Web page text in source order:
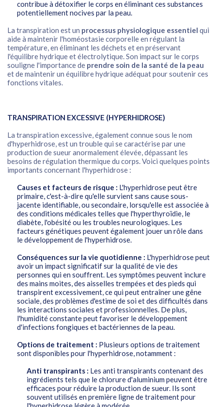
contribue à détoxifier le corps en éliminant ces substances
potentiellement nocives par la peau.
La transpiration est un processus physiologique essentiel qui
aide à maintenir l'homéostasie corporelle en régulant la
température, en éliminant les déchets et en préservant
l'équilibre hydrique et électrolytique. Son impact sur le corps
souligne l'importance de prendre soin de la santé de la peau
et de maintenir un équilibre hydrique adéquat pour soutenir ces
fonctions vitales.
TRANSPIRATION EXCESSIVE (HYPERHIDROSE)
La transpiration excessive, également connue sous le nom
d'hyperhidrose, est un trouble qui se caractérise par une
production de sueur anormalement élevée, dépassant les
besoins de régulation thermique du corps. Voici quelques points
importants concernant l'hyperhidrose :
Causes et facteurs de risque : L'hyperhidrose peut être
primaire, c'est-à-dire qu'elle survient sans cause sous-
jacente identifiable, ou secondaire, lorsqu'elle est associée à
des conditions médicales telles que l'hyperthyroïdie, le
diabète, l'obésité ou les troubles neurologiques. Les
facteurs génétiques peuvent également jouer un rôle dans
le développement de l'hyperhidrose.
Conséquences sur la vie quotidienne : L'hyperhidrose peut
avoir un impact significatif sur la qualité de vie des
personnes qui en souffrent. Les symptômes peuvent inclure
des mains moites, des aisselles trempées et des pieds qui
transpirent excessivement, ce qui peut entraîner une gêne
sociale, des problèmes d'estime de soi et des difficultés dans
les interactions sociales et professionnelles. De plus,
l'humidité constante peut favoriser le développement
d'infections fongiques et bactériennes de la peau.
Options de traitement : Plusieurs options de traitement
sont disponibles pour l'hyperhidrose, notamment :
Anti transpirants : Les anti transpirants contenant des
ingrédients tels que le chlorure d'aluminium peuvent être
efficaces pour réduire la production de sueur. Ils sont
souvent utilisés en première ligne de traitement pour